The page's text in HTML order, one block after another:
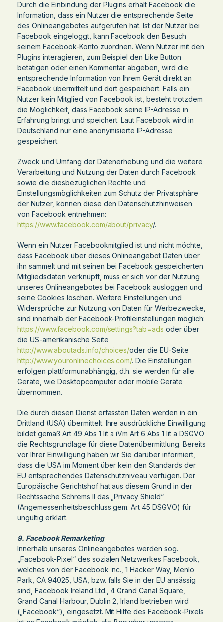
Durch die Einbindung der Plugins erhält Facebook die
Information, dass ein Nutzer die entsprechende Seite
des Onlineangebotes aufgerufen hat. Ist der Nutzer bei
Facebook eingeloggt, kann Facebook den Besuch
seinem Facebook-Konto zuordnen. Wenn Nutzer mit den
Plugins interagieren, zum Beispiel den Like Button
betätigen oder einen Kommentar abgeben, wird die
entsprechende Information von Ihrem Gerät direkt an
Facebook übermittelt und dort gespeichert. Falls ein
Nutzer kein Mitglied von Facebook ist, besteht trotzdem
die Möglichkeit, dass Facebook seine IP-Adresse in
Erfahrung bringt und speichert. Laut Facebook wird in
Deutschland nur eine anonymisierte IP-Adresse
gespeichert.
Zweck und Umfang der Datenerhebung und die weitere
Verarbeitung und Nutzung der Daten durch Facebook
sowie die diesbezüglichen Rechte und
Einstellungsmöglichkeiten zum Schutz der Privatsphäre
der Nutzer, können diese den Datenschutzhinweisen
von Facebook entnehmen:
https://www.facebook.com/about/privacy/.
Wenn ein Nutzer Facebookmitglied ist und nicht möchte,
dass Facebook über dieses Onlineangebot Daten über
ihn sammelt und mit seinen bei Facebook gespeicherten
Mitgliedsdaten verknüpft, muss er sich vor der Nutzung
unseres Onlineangebotes bei Facebook ausloggen und
seine Cookies löschen. Weitere Einstellungen und
Widersprüche zur Nutzung von Daten für Werbezwecke,
sind innerhalb der Facebook-Profileinstellungen möglich:
https://www.facebook.com/settings?tab=ads oder über
die US-amerikanische Seite
http://www.aboutads.info/choices/oder die EU-Seite
http://www.youronlinechoices.com/. Die Einstellungen
erfolgen plattformunabhängig, d.h. sie werden für alle
Geräte, wie Desktopcomputer oder mobile Geräte
übernommen.
Die durch diesen Dienst erfassten Daten werden in ein
Drittland (USA) übermittelt. Ihre ausdrückliche Einwilligung
bildet gemäß Art 49 Abs 1 lit a iVm Art 6 Abs 1 lit a DSGVO
die Rechtsgrundlage für diese Datenübermittlung. Bereits
vor Ihrer Einwilligung haben wir Sie darüber informiert,
dass die USA im Moment über kein den Standards der
EU entsprechendes Datenschutzniveau verfügen. Der
Europäische Gerichtshof hat aus diesem Grund in der
Rechtssache Schrems II das „Privacy Shield“
(Angemessenheitsbeschluss gem. Art 45 DSGVO) für
ungültig erklärt.
9. Facebook Remarketing
Innerhalb unseres Onlineangebotes werden sog.
„Facebook-Pixel“ des sozialen Netzwerkes Facebook,
welches von der Facebook Inc., 1 Hacker Way, Menlo
Park, CA 94025, USA, bzw. falls Sie in der EU ansässig
sind, Facebook Ireland Ltd., 4 Grand Canal Square,
Grand Canal Harbour, Dublin 2, Irland betrieben wird
(„Facebook“), eingesetzt. Mit Hilfe des Facebook-Pixels